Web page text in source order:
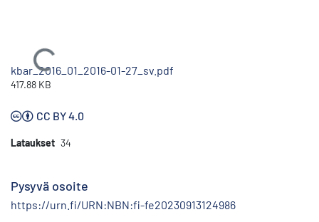
Ladataan...
kbar_2016_01_2016-01-27_sv.pdf
417.88 KB
CC BY 4.0
Lataukset 34
Pysyvä osoite
https://urn.fi/URN:NBN:fi-fe20230913124986